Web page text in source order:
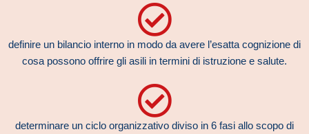
definire un bilancio interno in modo da avere l’esatta cognizione di
cosa possono offrire gli asili in termini di istruzione e salute.
determinare un ciclo organizzativo diviso in 6 fasi allo scopo di